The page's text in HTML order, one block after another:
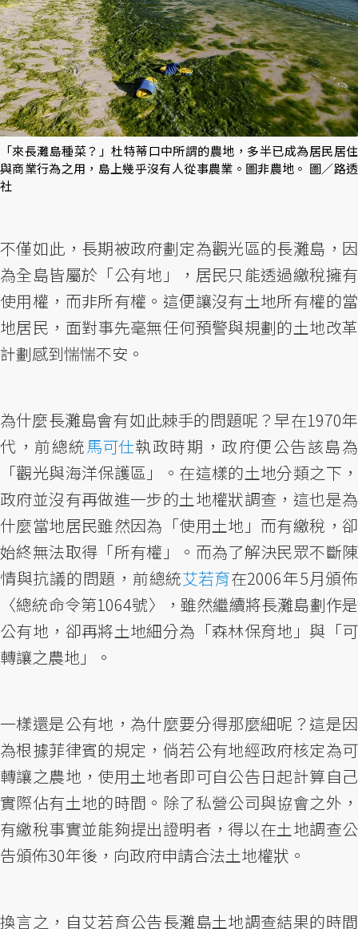
「來長灘島種菜？」杜特蒂口中所謂的農地，多半已成為居民居住
與商業行為之用，島上幾乎沒有人從事農業。圖非農地。 圖／路透
社
不僅如此，長期被政府劃定為觀光區的長灘島，因
為全島皆屬於「公有地」，居民只能透過繳稅擁有
使用權，而非所有權。這便讓沒有土地所有權的當
地居民，面對事先毫無任何預警與規劃的土地改革
計劃感到惴惴不安。
為什麼長灘島會有如此棘手的問題呢？早在1970年
代，前總統馬可仕執政時期，政府便公告該島為
「觀光與海洋保護區」。在這樣的土地分類之下，
政府並沒有再做進一步的土地權狀調查，這也是為
什麼當地居民雖然因為「使用土地」而有繳稅，卻
始終無法取得「所有權」。而為了解決民眾不斷陳
情與抗議的問題，前總統艾若育在2006年5月頒佈
〈總統命令第1064號〉，雖然繼續將長灘島劃作是
公有地，卻再將土地細分為「森林保育地」與「可
轉讓之農地」。
一樣還是公有地，為什麼要分得那麼細呢？這是因
為根據菲律賓的規定，倘若公有地經政府核定為可
轉讓之農地，使用土地者即可自公告日起計算自己
實際佔有土地的時間。除了私營公司與協會之外，
有繳稅事實並能夠提出證明者，得以在土地調查公
告頒佈30年後，向政府申請合法土地權狀。
換言之，自艾若育公告長灘島土地調查結果的時間